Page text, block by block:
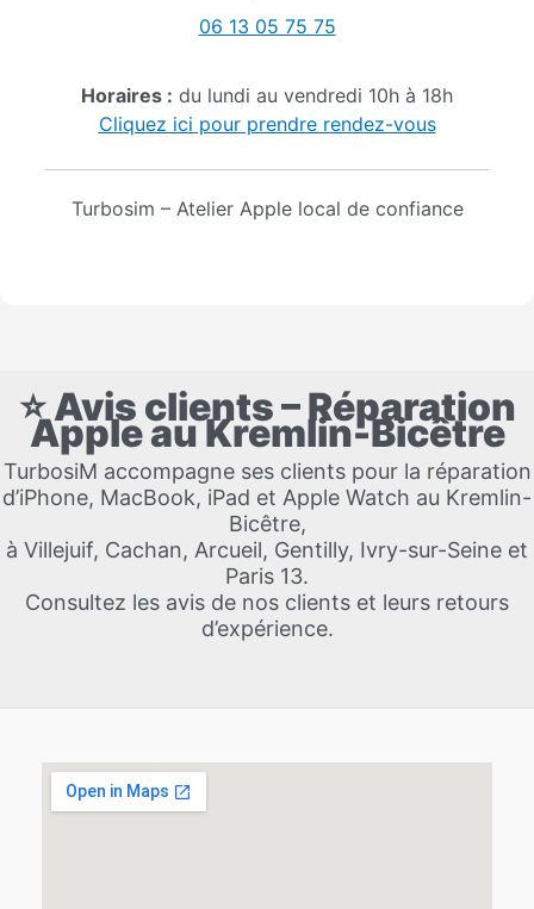
06 13 05 75 75
Horaires : du lundi au vendredi 10h à 18h
Cliquez ici pour prendre rendez-vous
Turbosim – Atelier Apple local de confiance
⭐ Avis clients – Réparation
Apple au Kremlin-Bicêtre
TurbosiM accompagne ses clients pour la réparation
d’iPhone, MacBook, iPad et Apple Watch au Kremlin-
Bicêtre,
à Villejuif, Cachan, Arcueil, Gentilly, Ivry-sur-Seine et
Paris 13.
Consultez les avis de nos clients et leurs retours
d’expérience.